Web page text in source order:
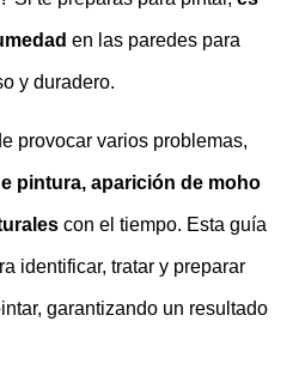
en las paredes para
y duradero.
provocar varios problemas,
pintura, aparición de moho
con el tiempo. Esta guía
identificar, tratar y preparar
garantizando un resultado